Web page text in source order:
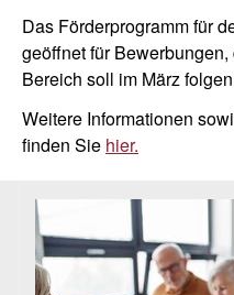
Das Förderprogramm für
geöffnet für
Bereich soll im März
Weitere Informationen
finden Sie hier.